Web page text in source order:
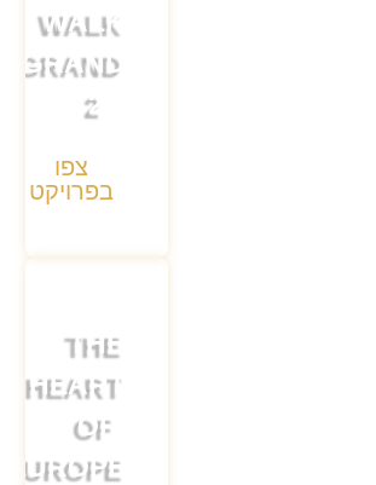
WALK
GRAND
2
צפו
בפרויקט
THE
HEART
OF
EUROPE